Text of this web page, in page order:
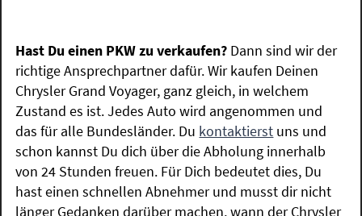
Hast Du einen PKW zu verkaufen? Dann sind wir der
richtige Ansprechpartner dafür. Wir kaufen Deinen
Chrysler Grand Voyager, ganz gleich, in welchem
Zustand es ist. Jedes Auto wird angenommen und
das für alle Bundesländer. Du kontaktierst uns und
schon kannst Du dich über die Abholung innerhalb
von 24 Stunden freuen. Für Dich bedeutet dies, Du
hast einen schnellen Abnehmer und musst dir nicht
länger Gedanken darüber machen, wann der Chrysler